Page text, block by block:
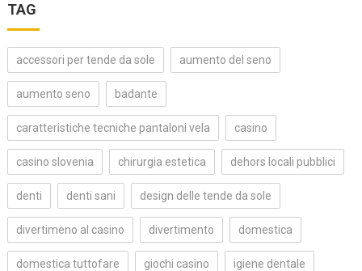
TAG
accessori per tende da sole aumento del seno
aumento seno badante
caratteristiche tecniche pantaloni vela casino
casino slovenia chirurgia estetica dehors locali pubblici
denti denti sani design delle tende da sole
divertimeno al casino divertimento domestica
domestica tuttofare giochi casino igiene dentale